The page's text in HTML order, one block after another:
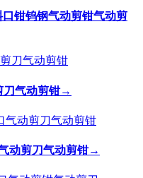
钳钨钢气动剪钳气动剪
刀气动剪钳→
动剪刀气动剪钳→